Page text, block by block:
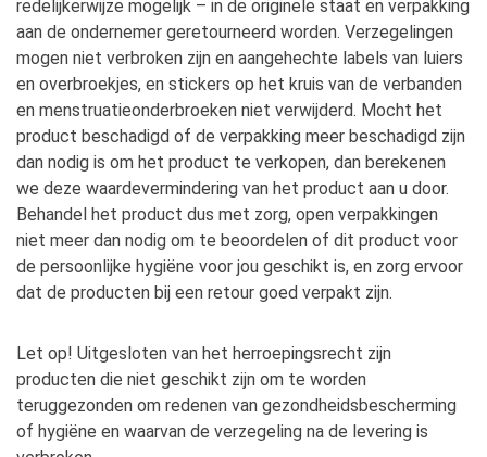
redelijkerwijze mogelijk – in de originele staat en verpakking
aan de ondernemer geretourneerd worden. Verzegelingen
mogen niet verbroken zijn en aangehechte labels van luiers
en overbroekjes, en stickers op het kruis van de verbanden
en menstruatieonderbroeken niet verwijderd. Mocht het
product beschadigd of de verpakking meer beschadigd zijn
dan nodig is om het product te verkopen, dan berekenen
we deze waardevermindering van het product aan u door.
Behandel het product dus met zorg, open verpakkingen
niet meer dan nodig om te beoordelen of dit product voor
de persoonlijke hygiëne voor jou geschikt is, en zorg ervoor
dat de producten bij een retour goed verpakt zijn.
Let op! Uitgesloten van het herroepingsrecht zijn
producten die niet geschikt zijn om te worden
teruggezonden om redenen van gezondheidsbescherming
of hygiëne en waarvan de verzegeling na de levering is